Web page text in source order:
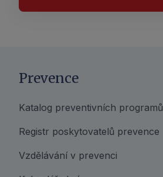
Prevence
Katalog preventivních programů
Registr poskytovatelů prevence
Vzdělávání v prevenci